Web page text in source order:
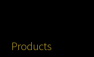
Products